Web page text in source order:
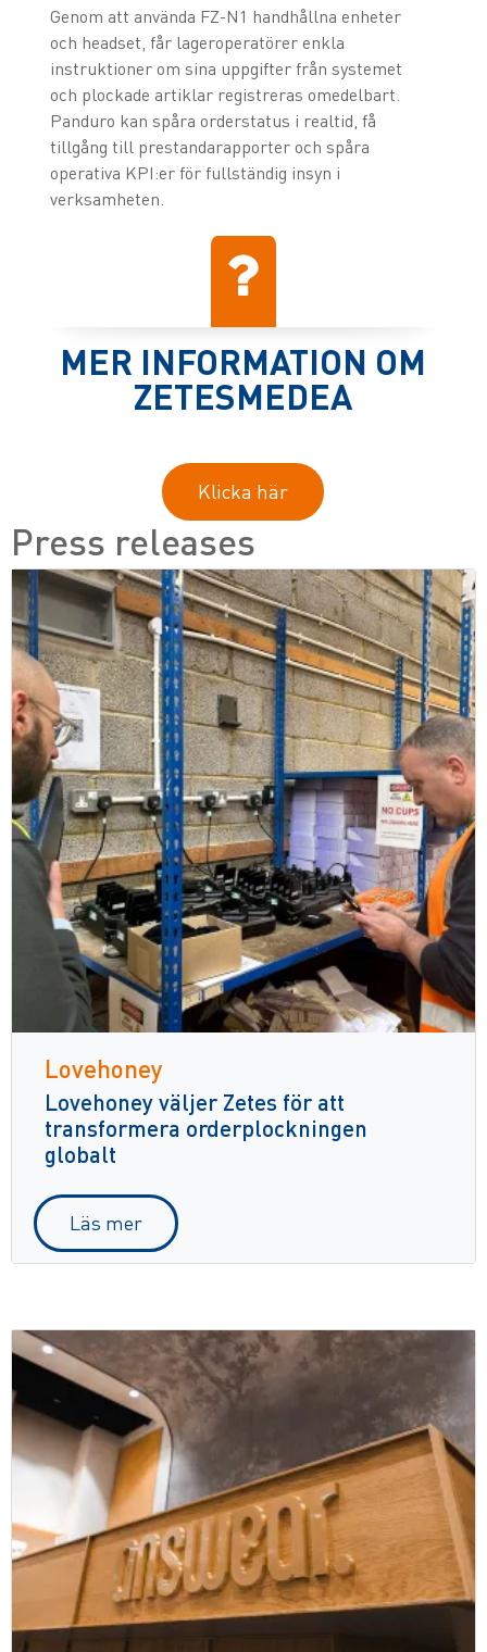
Genom att använda FZ-N1 handhållna enheter
och headset, får lageroperatörer enkla
instruktioner om sina uppgifter från systemet
och plockade artiklar registreras omedelbart.
Panduro kan spåra orderstatus i realtid, få
tillgång till prestandarapporter och spåra
operativa KPI:er för fullständig insyn i
verksamheten.
MER INFORMATION OM
ZETESMEDEA
Klicka här
Press releases
Lovehoney
Lovehoney väljer Zetes för att
transformera orderplockningen
globalt
Läs mer